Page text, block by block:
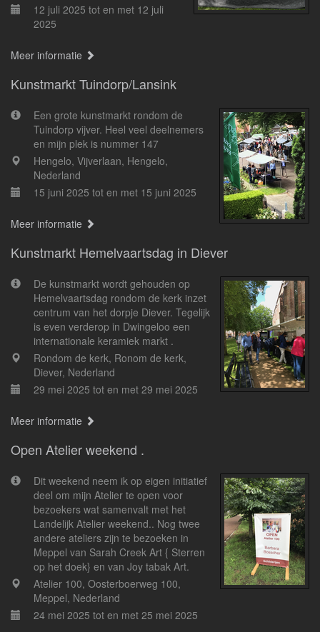
12 juli 2025 tot en met 12 juli
2025
Meer informatie
Kunstmarkt Tuindorp/Lansink
Een grote kunstmarkt rondom de
Tuindorp vijver. Heel veel deelnemers
en mijn plek is nummer 147
Hengelo, Vijverlaan, Hengelo,
Nederland
15 juni 2025 tot en met 15 juni 2025
Meer informatie
Kunstmarkt Hemelvaartsdag in Diever
De kunstmarkt wordt gehouden op
Hemelvaartsdag rondom de kerk inzet
centrum van het dorpje Diever. Tegelijk
is even verderop in Dwingeloo een
internationale keramiek markt .
Rondom de kerk, Ronom de kerk,
Diever, Nederland
29 mei 2025 tot en met 29 mei 2025
Meer informatie
Open Atelier weekend .
Dit weekend neem ik op eigen initiatief
deel om mijn Atelier te open voor
bezoekers wat samenvalt met het
Landelijk Atelier weekend.. Nog twee
andere ateliers zijn te bezoeken in
Meppel van Sarah Creek Art { Sterren
op het doek} en van Joy tabak Art.
Atelier 100, Oosterboerweg 100,
Meppel, Nederland
24 mei 2025 tot en met 25 mei 2025